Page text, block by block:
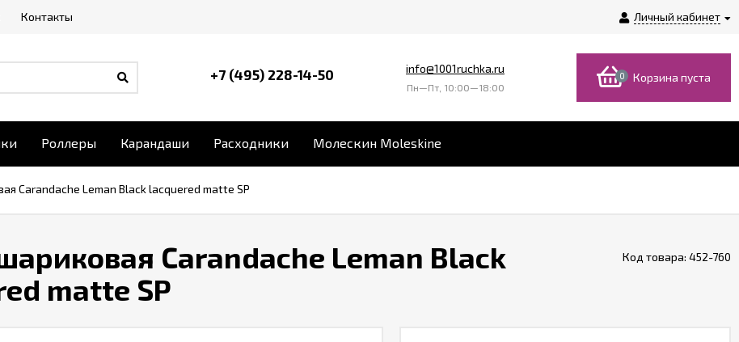
Личный кабинет
Контакты
+7 (495) 228-14-50 info@1001ruchka.ru
Пн—Пт, 10:00—18:00
0 Корзина пуста
Роллеры Карандаши Расходники Молескин Moleskine
Carandache Leman Black lacquered matte SP
Carandache Leman Black
matte SP
Код товара: 452-760